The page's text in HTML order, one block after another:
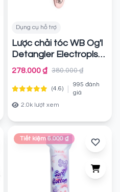
Dụng cụ hỗ trợ
Lược chải tóc WB Og'l
Detangler Electroplste
Light Pink
Chính hãng
278.000 ₫ 380.000 ₫
(4.6)
995 đánh
giá
2.0k lượt xem
Tiết kiệm 6.000 ₫